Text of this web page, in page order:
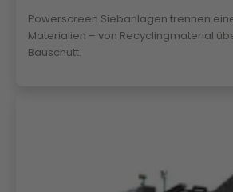
Powerscreen Siebanlagen trennen
Materialien – von Recyclingmaterial
Bauschutt.